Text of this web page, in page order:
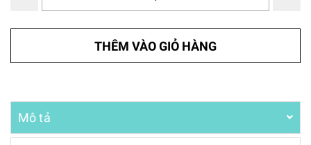
THÊM VÀO GIỎ HÀNG
Mô tả